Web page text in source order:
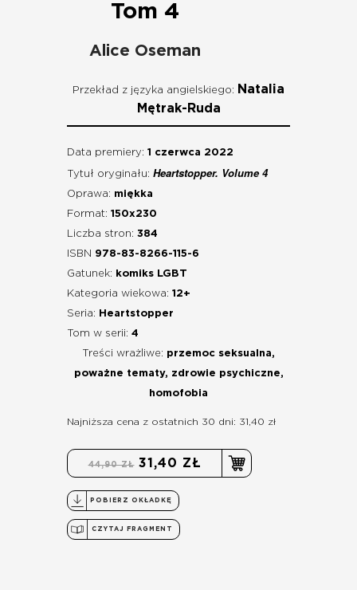
Tom 4
Alice Oseman
Przekład z języka angielskiego:
Natalia
Mętrak-Ruda
Data premiery: 1 czerwca 2022
Tytuł oryginału: Heartstopper. Volume 4
Oprawa: miękka
Format: 150x230
Liczba stron: 384
ISBN 978-83-8266-115-6
Gatunek:
komiks LGBT
Kategoria wiekowa: 12+
Seria:
Heartstopper
Tom w serii: 4
Treści wrażliwe: przemoc seksualna,
poważne tematy, zdrowie psychiczne,
homofobia
Najniższa cena z ostatnich 30 dni: 31,40 zł
44,90 ZŁ 31,40 ZŁ
POBIERZ OKŁADKĘ
CZYTAJ FRAGMENT